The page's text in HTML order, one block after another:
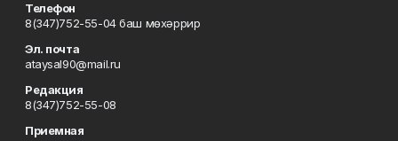
Телефон
8(347)752-55-04 баш мөхәррир
Эл. почта
ataysal90@mail.ru
Редакция
8(347)752-55-08
Приемная